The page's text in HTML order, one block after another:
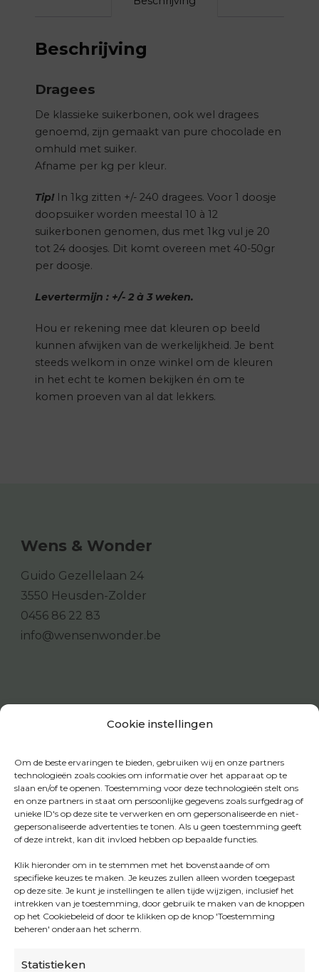
Cookie instellingen
Om de beste ervaringen te bieden, gebruiken wij en onze partners
technologieën zoals cookies om informatie over het apparaat op te
slaan en/of te openen. Toestemming voor deze technologieën stelt ons
en onze partners in staat om persoonlijke gegevens zoals surfgedrag of
unieke ID's op deze site te verwerken en om gepersonaliseerde en niet-
gepersonaliseerde advertenties te tonen. Als u geen toestemming geeft
of deze intrekt, kan dit invloed hebben op bepaalde functies.
Klik hieronder om in te stemmen met het bovenstaande of om
specifieke keuzes te maken. Je keuzes zullen alleen worden toegepast
op deze site. Je kunt je instellingen te allen tijde wijzigen, inclusief het
intrekken van je toestemming, door gebruik te maken van de knoppen
op het Cookiebeleid of door te klikken op de knop 'Toestemming
beheren' onderaan het scherm.
Statistieken
Beschrijving
Dragees
De klassieke suikerbonen, ook wel dragees
genoemd, zijn gemaakt van pure chocolade en
omhuld met suiker.
Afname per kg per kleur.
Tip!In 1kg zitten +/- 240 dragees. Voor 1 doosje
doopsuiker worden meestal 10 à 12
suikerbonen genomen, dus met 1kg vul je 20
tot 24 doosjes. Dit komt overeen met 40-50gr
per doosje.
Levertermijn : +/- 2 à 3 weken.
Hou er rekening mee dat kleuren op beeld
kunnen afwijken van de werkelijkheid. Je bent
steeds welkom in onze winkel om de kleuren
in het echt te komen bekijken én om te
komen proeven van al dat lekkers.
Wens & Wonder
Guido Gezellelaan 24
3550 Heusden-Zolder
0456 86 22 83
info@wensenwonder.be